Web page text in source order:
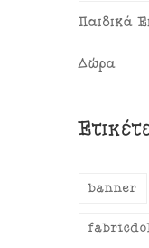
Παιδικά
Δώρα
banner